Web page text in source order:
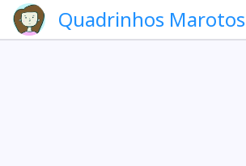
Quadrinhos Marotos